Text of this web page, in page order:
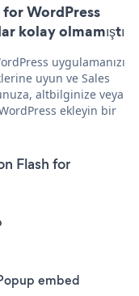
for WordPress
kolay olmamıştı
uygulamanızı
uyun ve Sales
altbilginize veya
ekleyin bir
Flash for
embed